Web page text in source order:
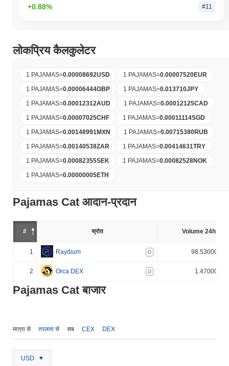
+0.88% #11
लोकप्रिय कैलकुलेटर
1 PAJAMAS=0.00008692USD 1 PAJAMAS=0.00007520EUR
1 PAJAMAS=0.00006444GBP 1 PAJAMAS=0.013710JPY
1 PAJAMAS=0.00012312AUD 1 PAJAMAS=0.00012125CAD
1 PAJAMAS=0.00007025CHF 1 PAJAMAS=0.00011114SGD
1 PAJAMAS=0.00148991MXN 1 PAJAMAS=0.00715380RUB
1 PAJAMAS=0.00140538ZAR 1 PAJAMAS=0.00414631TRY
1 PAJAMAS=0.00082355SEK 1 PAJAMAS=0.00082528NOK
1 PAJAMAS=0.00000005ETH
Pajamas Cat आदान-प्रदान
# स्रोत Volume 24h (%)
1 Raydium D 98.530000%
2 Orca DEX D 1.470000%
Pajamas Cat बाजार
मात्रा से तरलता से सब CEX DEX
USD